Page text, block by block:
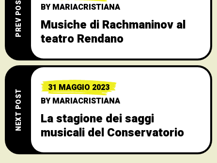
PREV POST BYMARIACRISTIANA
Musiche di Rachmaninov al
teatro Rendano
NEXT POST
31 MAGGIO 2023
BYMARIACRISTIANA
La stagione dei saggi
musicali del Conservatorio